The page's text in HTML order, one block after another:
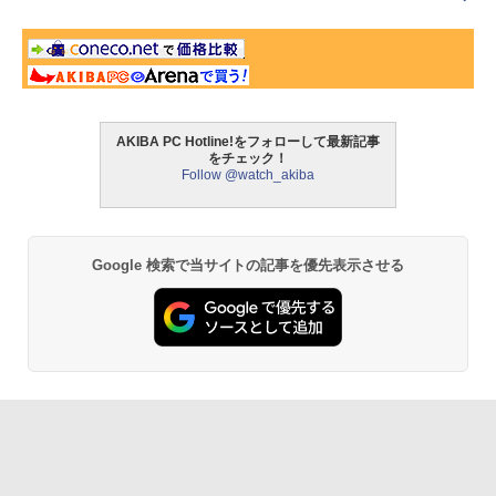
AKIBA PC Hotline!をフォローして最新記事
をチェック！
Follow @watch_akiba
Google 検索で当サイトの記事を優先表示させる